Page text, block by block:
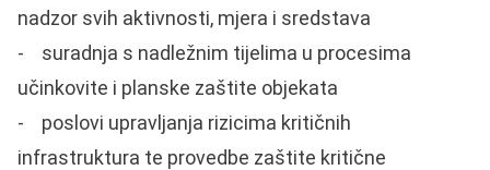
nadzor svih aktivnosti, mjera i sredstava
- suradnja s nadležnim tijelima u procesima
učinkovite i planske zaštite objekata
- poslovi upravljanja rizicima kritičnih
infrastruktura te provedbe zaštite kritične